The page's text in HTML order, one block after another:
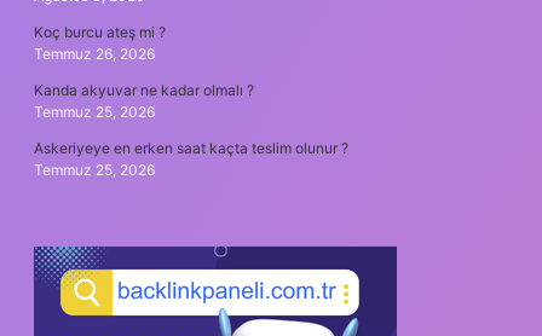
Koç burcu ateş mi ?
Temmuz 26, 2026
Kanda akyuvar ne kadar olmalı ?
Temmuz 25, 2026
Askeriyeye en erken saat kaçta teslim olunur ?
Temmuz 25, 2026